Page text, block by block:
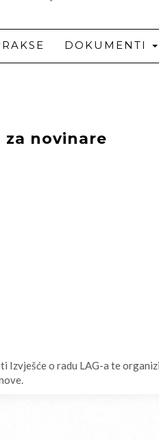
DOKUMENTI
za novinare
Izvješće o radu LAG-a te